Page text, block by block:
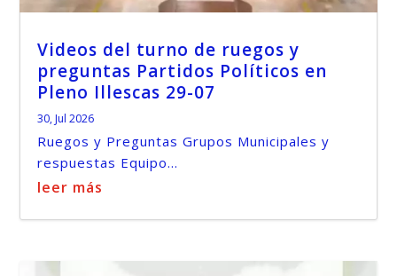
Videos del turno de ruegos y
preguntas Partidos Políticos en
Pleno Illescas 29-07
30, Jul 2026
Ruegos y Preguntas Grupos Municipales y
respuestas Equipo...
leer más